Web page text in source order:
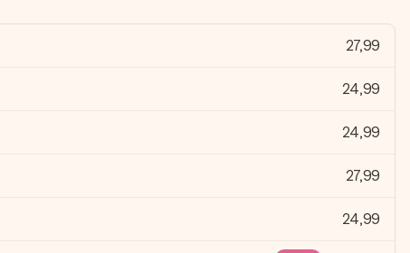
27,99
24,99
24,99
27,99
24,99